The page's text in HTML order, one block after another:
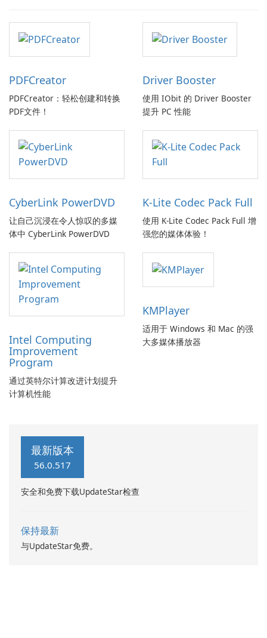
PDFCreator
PDFCreator：轻松创建和转换
PDF文件！
Driver Booster
使用 IObit 的 Driver Booster
提升 PC 性能
CyberLink PowerDVD
让自己沉浸在令人惊叹的多媒
体中 CyberLink PowerDVD
K-Lite Codec Pack Full
使用 K-Lite Codec Pack Full 增
强您的媒体体验！
Intel Computing
Improvement
Program
通过英特尔计算改进计划提升
计算机性能
KMPlayer
适用于 Windows 和 Mac 的强
大多媒体播放器
最新版本
56.0.517
安全和免费下载UpdateStar检查
保持最新
与UpdateStar免费。